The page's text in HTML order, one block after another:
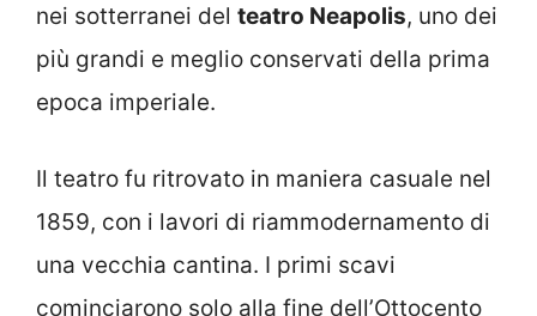
nei sotterranei del teatro Neapolis, uno dei
più grandi e meglio conservati della prima
epoca imperiale.
Il teatro fu ritrovato in maniera casuale nel
1859, con i lavori di riammodernamento di
una vecchia cantina. I primi scavi
cominciarono solo alla fine dell’Ottocento